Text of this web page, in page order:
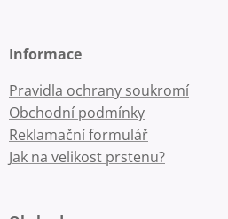
Informace
Pravidla ochrany soukromí
Obchodní podmínky
Reklamační formulář
Jak na velikost prstenu?